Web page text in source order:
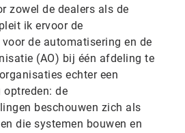
zowel de dealers als de
ik ervoor de
de automatisering en de
(AO) bij één afdeling te
echter een
de
beschouwen zich als
die systemen bouwen en